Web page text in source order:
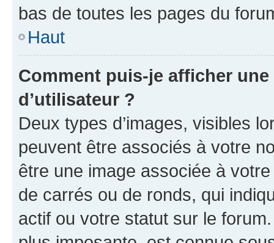
bas de toutes les pages du
Haut
Comment puis-je afficher
d’utilisateur ?
Deux types d’images, visibles
peuvent être associés à votre
être une image associée à
de carrés ou de ronds, qui
actif ou votre statut sur le